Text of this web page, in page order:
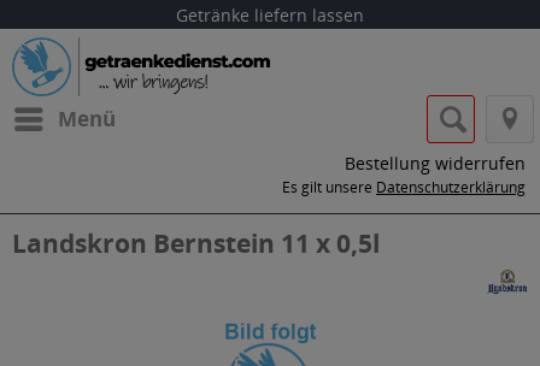
Getränke liefern lassen
Menü
Bestellung widerrufen
Es gilt unsere Datenschutzerklärung
Landskron Bernstein 11 x 0,5l